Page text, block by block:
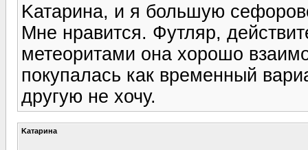
Kатарина, и я большую
Мне нравится. Футляр,
метеоритами она хорошо
покупалась как временный
другую не хочу.
Kатарина